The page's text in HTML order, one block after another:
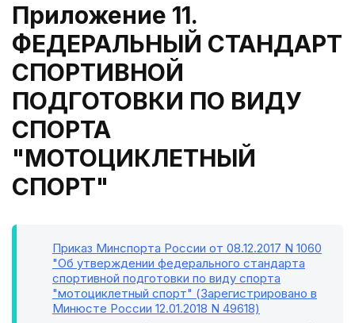
Приложение 11.
ФЕДЕРАЛЬНЫЙ СТАНДАРТ
СПОРТИВНОЙ
ПОДГОТОВКИ ПО ВИДУ
СПОРТА
"МОТОЦИКЛЕТНЫЙ
СПОРТ"
Приказ Минспорта России от 08.12.2017 N 1060
"Об утверждении федерального стандарта
спортивной подготовки по виду спорта
"мотоциклетный спорт" (Зарегистрировано в
Минюсте России 12.01.2018 N 49618)